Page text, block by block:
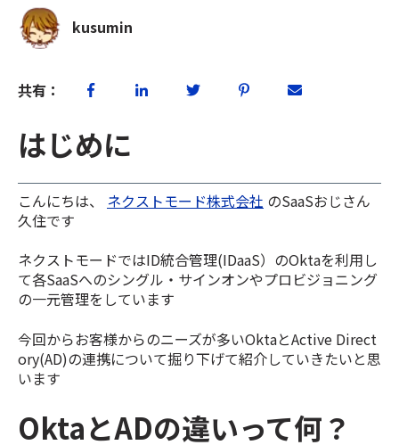
kusumin
共有：
はじめに
こんにちは、 ネクストモード株式会社 のSaaSおじさん
久住です
ネクストモードではID統合管理(IDaaS）のOktaを利用し
て各SaaSへのシングル・サインオンやプロビジョニング
の一元管理をしています
今回からお客様からのニーズが多いOktaとActive Direct
ory(AD)の連携について掘り下げて紹介していきたいと思
います
OktaとADの違いって何？